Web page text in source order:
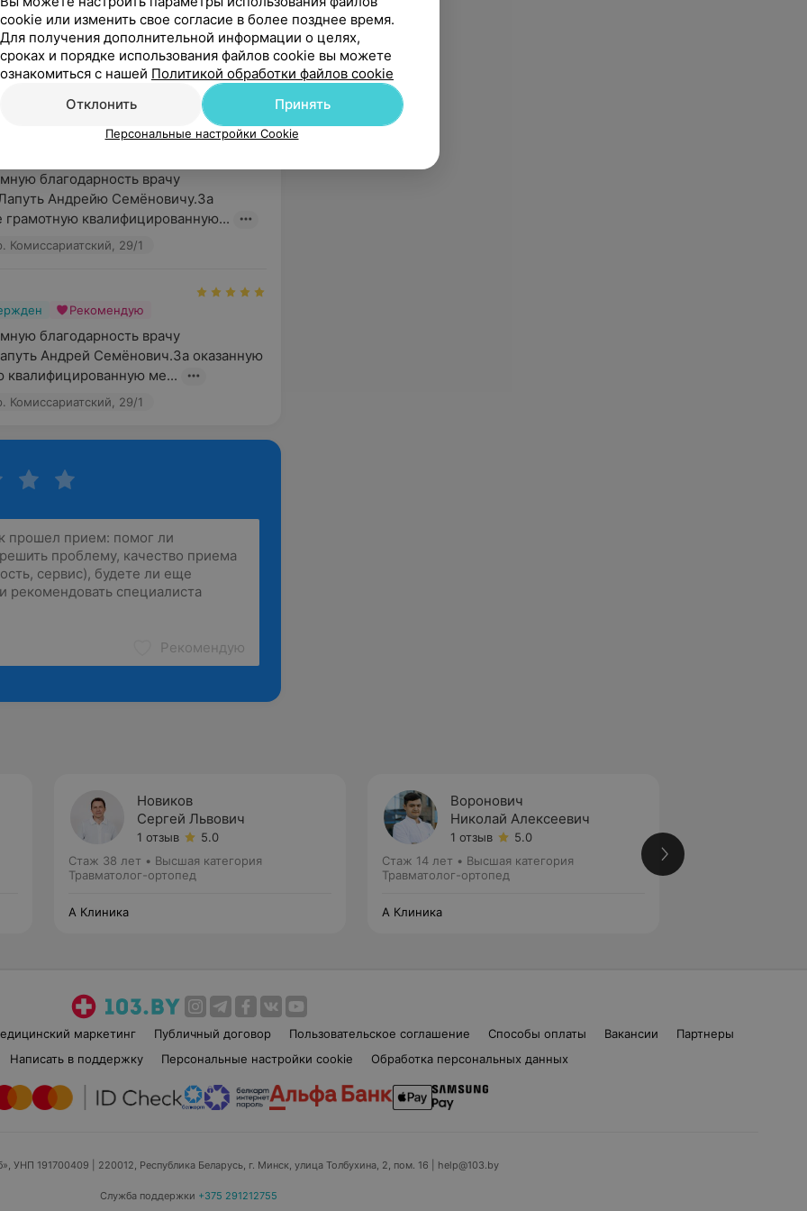
А Клиника, пер. Комиссариатский, 29/1
благодарность врачу
Андрейю Семёновичу.За
грамотную квалифицированную...
Комиссариатский, 29/1
Рекомендую
благодарность врачу
Андрей Семёнович.За оказанную
квалифицированную ме...
Комиссариатский, 29/1
Рекомендую
Новиков
Сергей Львович
1 отзыв
5.0
Стаж 38 лет • Высшая категория
Травматолог-ортопед
А Клиника
Воронович
Николай Алексеевич
1 отзыв
5.0
Стаж 14 лет • Высшая категория
Травматолог-ортопед
А Клиника
маркетинг Публичный договор Пользовательское соглашение Способы оплаты Вакансии
Партнеры
Написать в поддержку
Персональные настройки cookie Обработка персональных данных
УНП 191700409 | 220012, Республика Беларусь, г. Минск, улица Толбухина, 2, пом. 16 | help@103.by
Служба поддержки +375 291212755
cookie или изменить свое согласие в более позднее время.
Для получения дополнительной информации о целях,
сроках и порядке использования файлов cookie вы можете
ознакомиться с нашей Политикой обработки файлов cookie
Отклонить
Принять
Персональные настройки Cookie